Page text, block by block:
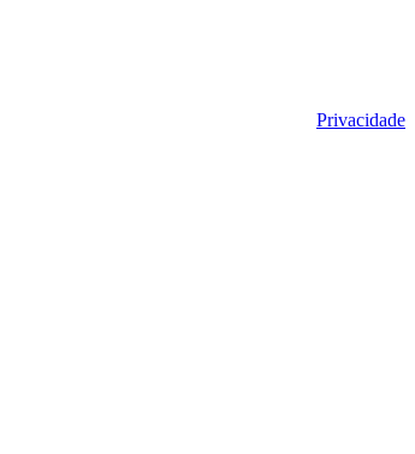
Privacidade